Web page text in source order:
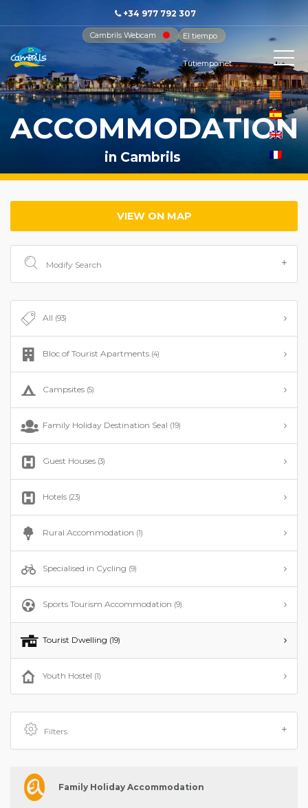
+34 977 792 307
Cambrils Webcam
El tiempo
-
Tutiempo.net
ACCOMMODATION
in Cambrils
VIEW ON MAP
Modify Search
All (93)
Bloc of Tourist Apartments (4)
Campsites (5)
Family Holiday Destination Seal (19)
Guest Houses (3)
Hotels (23)
Rural Accommodation (1)
Specialised in Cycling (9)
Sports Tourism Accommodation (9)
Tourist Dwelling (19)
Youth Hostel (1)
Filters
Family Holiday Accommodation